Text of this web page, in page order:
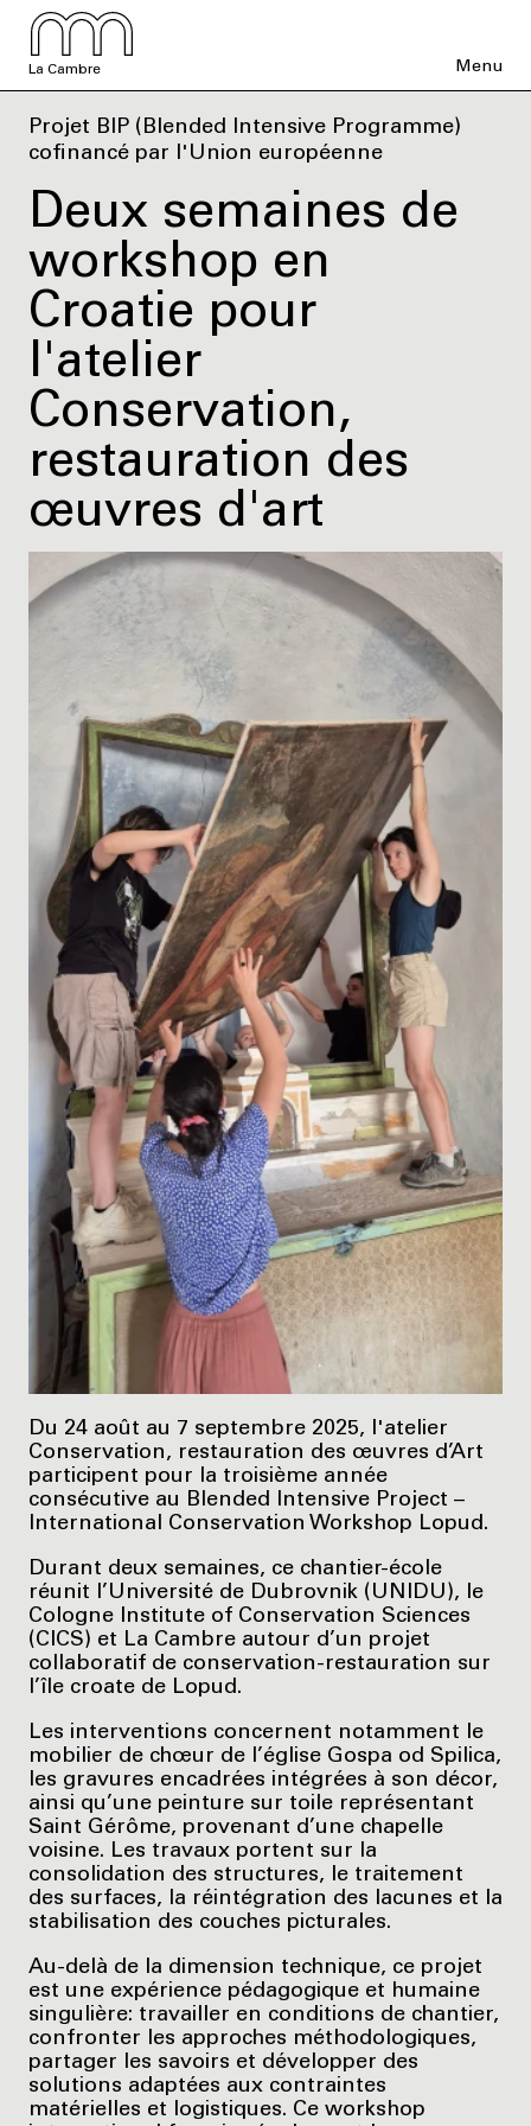
La Cambre Menu
Projet BIP (Blended Intensive Programme)
cofinancé par l'Union européenne
Deux semaines de
workshop en
Croatie pour
l'atelier
Conservation,
restauration des
œuvres d'art
Du 24 août au 7 septembre 2025, l'atelier
Conservation, restauration des œuvres d’Art
participent pour la troisième année
consécutive au Blended Intensive Project –
International Conservation Workshop Lopud.
Durant deux semaines, ce chantier-école
réunit l’Université de Dubrovnik (UNIDU), le
Cologne Institute of Conservation Sciences
(CICS) et La Cambre autour d’un projet
collaboratif de conservation-restauration sur
l’île croate de Lopud.
Les interventions concernent notamment le
mobilier de chœur de l’église Gospa od Spilica,
les gravures encadrées intégrées à son décor,
ainsi qu’une peinture sur toile représentant
Saint Gérôme, provenant d’une chapelle
voisine. Les travaux portent sur la
consolidation des structures, le traitement
des surfaces, la réintégration des lacunes et la
stabilisation des couches picturales.
Au-delà de la dimension technique, ce projet
est une expérience pédagogique et humaine
singulière: travailler en conditions de chantier,
confronter les approches méthodologiques,
partager les savoirs et développer des
solutions adaptées aux contraintes
matérielles et logistiques. Ce workshop